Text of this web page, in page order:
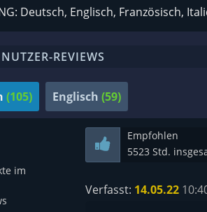
Deutsch, Englisch, Französisch,
REVIEWS
(105) Englisch (59)
im
Empfohlen
5523 Std.
Verfasst: 14.05.22